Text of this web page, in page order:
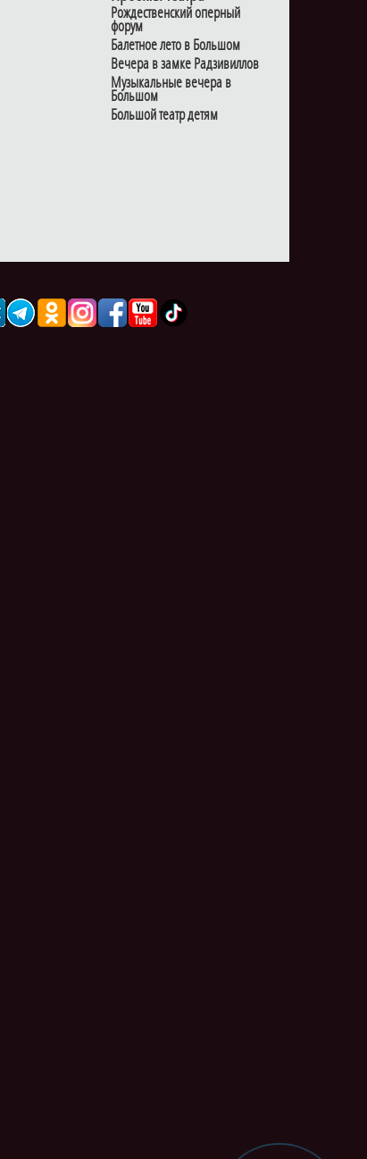
Рождественский оперный
форум
Балетное лето в Большом
Вечера в замке Радзивиллов
Музыкальные вечера в
Большом
Большой театр детям